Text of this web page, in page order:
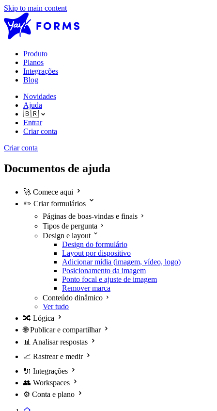
Skip to main content
Produto
Planos
Integrações
Blog
Novidades
Ajuda
🇧🇷
Entrar
Criar conta
Criar conta
Documentos de ajuda
🚀 Comece aqui
✏️ Criar formulários
Páginas de boas-vindas e finais
Tipos de pergunta
Design e layout
Design do formulário
Layout por dispositivo
Adicionar mídia (imagem, vídeo, logo)
Posicionamento da imagem
Ponto focal e ajuste de imagem
Remover marca
Conteúdo dinâmico
Ver tudo
🔀 Lógica
🌐 Publicar e compartilhar
📊 Analisar respostas
📈 Rastrear e medir
🔌 Integrações
👥 Workspaces
⚙️ Conta e plano